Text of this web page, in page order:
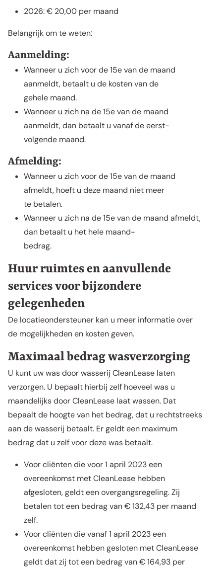
2026: € 20,00 per maand
Belangrijk om te weten:
Aanmelding:
Wanneer u zich voor de 15e van de maand
aanmeldt, betaalt u de kosten van de
gehele maand.
Wanneer u zich na de 15e van de maand
aanmeldt, dan betaalt u vanaf de eerst-
volgende maand.
Afmelding:
Wanneer u zich voor de 15e van de maand
afmeldt, hoeft u deze maand niet meer
te betalen.
Wanneer u zich na de 15e van de maand afmeldt,
dan betaalt u het hele maand-
bedrag.
Huur ruimtes en aanvullende
services voor bijzondere
gelegenheden
De locatieondersteuner kan u meer informatie over
de mogelijkheden en kosten geven.
Maximaal bedrag wasverzorging
U kunt uw was door wasserij CleanLease laten
verzorgen. U bepaalt hierbij zelf hoeveel was u
maandelijks door CleanLease laat wassen. Dat
bepaalt de hoogte van het bedrag, dat u rechtstreeks
aan de wasserij betaalt. Er geldt een maximum
bedrag dat u zelf voor deze was betaalt.
Voor cliënten die voor 1 april 2023 een
overeenkomst met CleanLease hebben
afgesloten, geldt een overgangsregeling. Zij
betalen tot een bedrag van € 132,43 per maand
zelf.
Voor cliënten die vanaf 1 april 2023 een
overeenkomst hebben gesloten met CleanLease
geldt dat zij tot een bedrag van € 164,93 per